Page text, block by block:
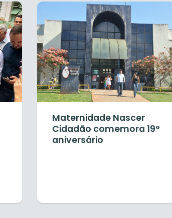
Maternidade Nascer
Cidadão comemora 19°
aniversário